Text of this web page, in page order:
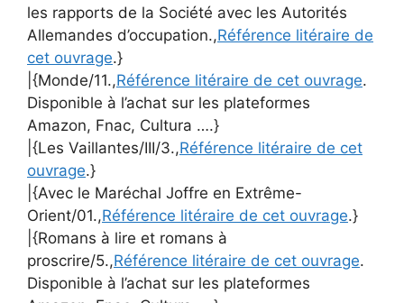
les rapports de la Société avec les Autorités
Allemandes d’occupation.,Référence litéraire de
cet ouvrage.}
|{Monde/11.,Référence litéraire de cet ouvrage.
Disponible à l’achat sur les plateformes
Amazon, Fnac, Cultura ….}
|{Les Vaillantes/III/3.,Référence litéraire de cet
ouvrage.}
|{Avec le Maréchal Joffre en Extrême-
Orient/01.,Référence litéraire de cet ouvrage.}
|{Romans à lire et romans à
proscrire/5.,Référence litéraire de cet ouvrage.
Disponible à l’achat sur les plateformes